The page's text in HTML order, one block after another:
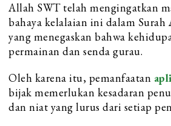
Allah SWT telah mengingatkan
bahaya kelalaian ini dalam Surah
yang menegaskan bahwa
permainan dan senda gurau.
Oleh karena itu, pemanfaatan
bijak memerlukan kesadaran
dan niat yang lurus dari setiap